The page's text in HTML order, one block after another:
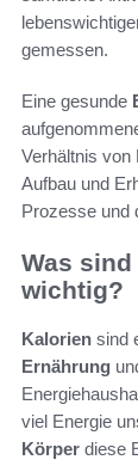
gemessen.
Eine gesunde
Verhältnis von
Aufbau und
Prozesse und
Was
wichtig?
Kalorien sind
Ernährung
viel Energie
Körper diese